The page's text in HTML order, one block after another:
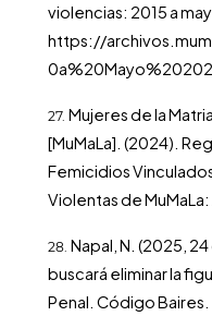
violencias: 2015 a
https://
Mujeres de la
[MuMaLa]. (2024).
Femicidios
Violentas de
Napal, N. (2025,
buscará eliminar la
Penal. Código Baires.